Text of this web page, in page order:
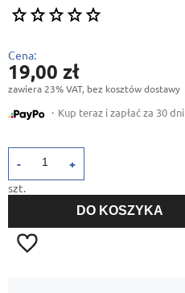
Cena:
19,00 zł
zawiera 23% VAT, bez kosztów dostawy
・Kup teraz i zapłać za 30 dni
+
-
szt.
DO KOSZYKA